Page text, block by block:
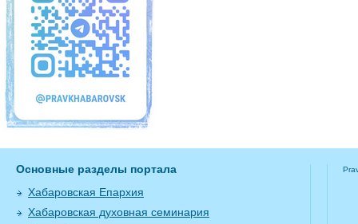
Основные разделы портала
Хабаровская Епархия
Хабаровская духовная семинария